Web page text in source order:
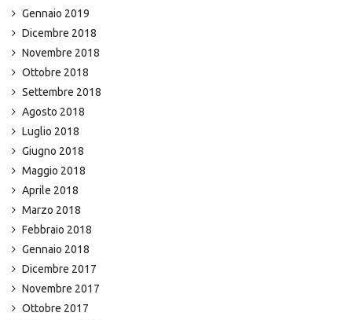
Gennaio 2019
Dicembre 2018
Novembre 2018
Ottobre 2018
Settembre 2018
Agosto 2018
Luglio 2018
Giugno 2018
Maggio 2018
Aprile 2018
Marzo 2018
Febbraio 2018
Gennaio 2018
Dicembre 2017
Novembre 2017
Ottobre 2017